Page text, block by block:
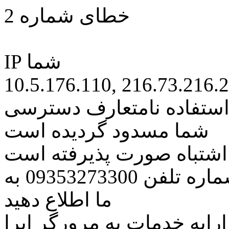
خطای شماره 2
IP شما
10.5.176.110,
نامتعارف دسترسی
شما مسدود گردیده است
اشتباه صورت پذیرفته است
مراتب این مسئله را از طریق شماره تلفن 09353273300 به
ما اطلاع دهید
خدمات به مرورگر اپرا